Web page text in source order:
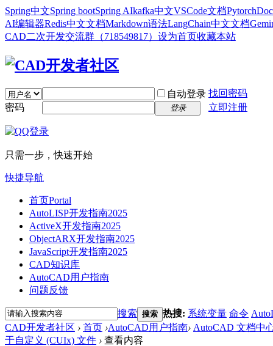
Spring中文Spring bootSpring AIkafka中文VSCode文档Pytorch
AI编辑器Redis中文文档Markdown语法LangChain中文文档
CAD二次开发交流群（718549817） 设为首页收藏本站
自动登录 找回密码
密码
登录 立即注册
只需一步，快速开始
快捷导航
首页Portal
AutoLISP开发指南2025
ActiveX开发指南2025
ObjectARX开发指南2025
JavaScript开发指南2025
CAD知识库
AutoCAD用户指南
问题反馈
搜索 搜索 热搜: 系统变量 命令
CAD开发者社区 › 首页 ›AutoCAD用户指南› AutoCAD 文档中
于自定义 (CUIx) 文件 › 查看内容